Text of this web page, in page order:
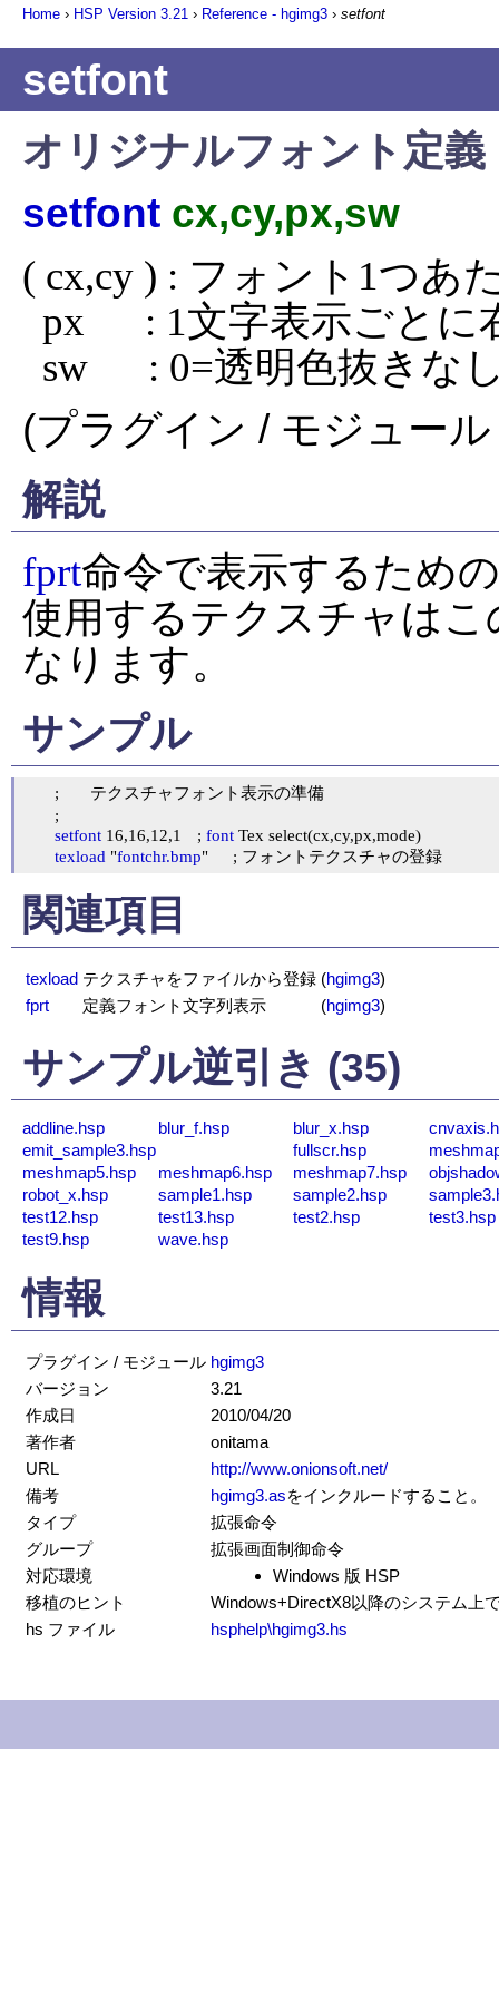
Home › HSP Version 3.21 › Reference - hgimg3 › setfont
setfont
オリジナルフォント定義
setfont cx,cy,px,sw
( cx,cy ) : フォント1つあ
sw      : 0=透明色抜き
(プラグイン / モジュー
解説
fprt命令で表示するため
使用するテクスチャは
なります。
サンプル
setfont
16,16,12,1	; font Tex select(cx,cy,px,mode)
texload "fontchr.bmp "	; フォントテクスチャの登録
関連項目
texload テクスチャをファイルから登録 (hgimg3)
fprt
定義フォント文字列表示 (hgimg3)
サンプル逆引き (35)
addline.hsp blur_f.hsp blur_x.hsp
emit_sample3.hsp
fullscr.hsp
meshmap5.hsp
meshmap6.hsp meshmap7.hsp
robot_x.hsp
sample1.hsp sample2.hsp
test12.hsp
test13.hsp test2.hsp
test3.hsp
test9.hsp
wave.hsp
情報
プラグイン / モジュール hgimg3
バージョン
3.21
作成日
2010/04/20
著作者
onitama
URL
http://www.onionsoft.net/
備考
hgimg3.asをインクルードすること。
タイプ
拡張命令
グループ
拡張画面制御命令
対応環境
Windows 版 HSP
移植のヒント
Windows+DirectX8以降のシステム上
hs ファイル
hsphelp\hgimg3.hs